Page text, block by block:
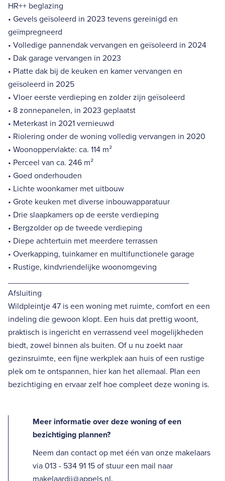
HR++ beglazing
• Gevels geïsoleerd in 2023 tevens gereinigd en
geïmpregneerd
• Volledige pannendak vervangen en geïsoleerd in 2024
• Dak garage vervangen in 2023
• Platte dak bij de keuken en kamer vervangen en
geïsoleerd in 2025
• Vloer eerste verdieping en zolder zijn geïsoleerd
• 8 zonnepanelen, in 2023 geplaatst
• Meterkast in 2021 vernieuwd
• Riolering onder de woning volledig vervangen in 2020
• Woonoppervlakte: ca. 114 m²
• Perceel van ca. 246 m²
• Goed onderhouden
• Lichte woonkamer met uitbouw
• Grote keuken met diverse inbouwapparatuur
• Drie slaapkamers op de eerste verdieping
• Bergzolder op de tweede verdieping
• Diepe achtertuin met meerdere terrassen
• Overkapping, tuinkamer en multifunctionele garage
• Rustige, kindvriendelijke woonomgeving
Afsluiting
Wildpleintje 47 is een woning met ruimte, comfort en een
indeling die gewoon klopt. Een huis dat prettig woont,
praktisch is ingericht en verrassend veel mogelijkheden
biedt, zowel binnen als buiten. Of u nu zoekt naar
gezinsruimte, een fijne werkplek aan huis of een rustige
plek om te ontspannen, hier kan het allemaal. Plan een
bezichtiging en ervaar zelf hoe compleet deze woning is.
Meer informatie over deze woning of een
bezichtiging plannen?
Neem dan contact op met één van onze makelaars
via 013 - 534 91 15 of stuur een mail naar
makelaardij@appels.nl.